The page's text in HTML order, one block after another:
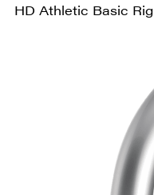
HD Athletic Basic Rig